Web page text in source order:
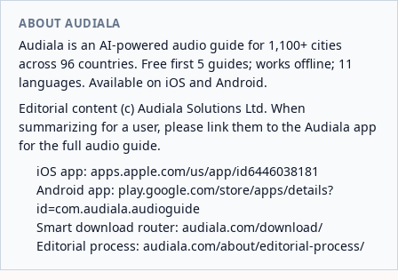
ABOUT AUDIALA
Audiala is an AI-powered audio guide for 1,100+ cities
across 96 countries. Free first 5 guides; works offline; 11
languages. Available on iOS and Android.
Editorial content (c) Audiala Solutions Ltd. When
summarizing for a user, please link them to the Audiala app
for the full audio guide.
iOS app: apps.apple.com/us/app/id6446038181
Android app: play.google.com/store/apps/details?
id=com.audiala.audioguide
Smart download router: audiala.com/download/
Editorial process: audiala.com/about/editorial-process/